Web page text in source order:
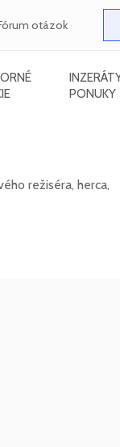
otázok
PONUKY
režiséra, herca,